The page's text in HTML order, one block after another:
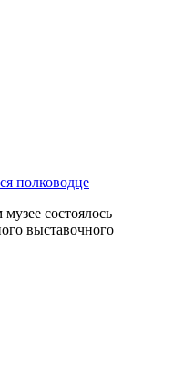
полководце
состоялось
выставочного